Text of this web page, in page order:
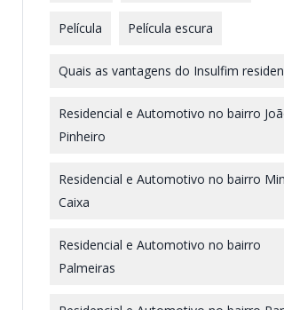
Película Película escura
Quais as vantagens do Insulfim
Residencial e Automotivo no bairro
Pinheiro
Residencial e Automotivo no bairro
Caixa
Residencial e Automotivo no bairro
Palmeiras